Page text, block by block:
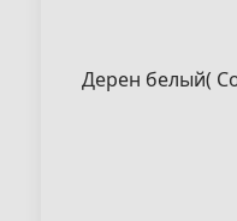
Дерен белый(